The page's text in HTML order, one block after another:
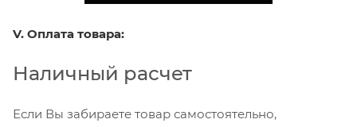
V. Оплата товара:
Наличный расчет
Если Вы забираете товар самостоятельно,